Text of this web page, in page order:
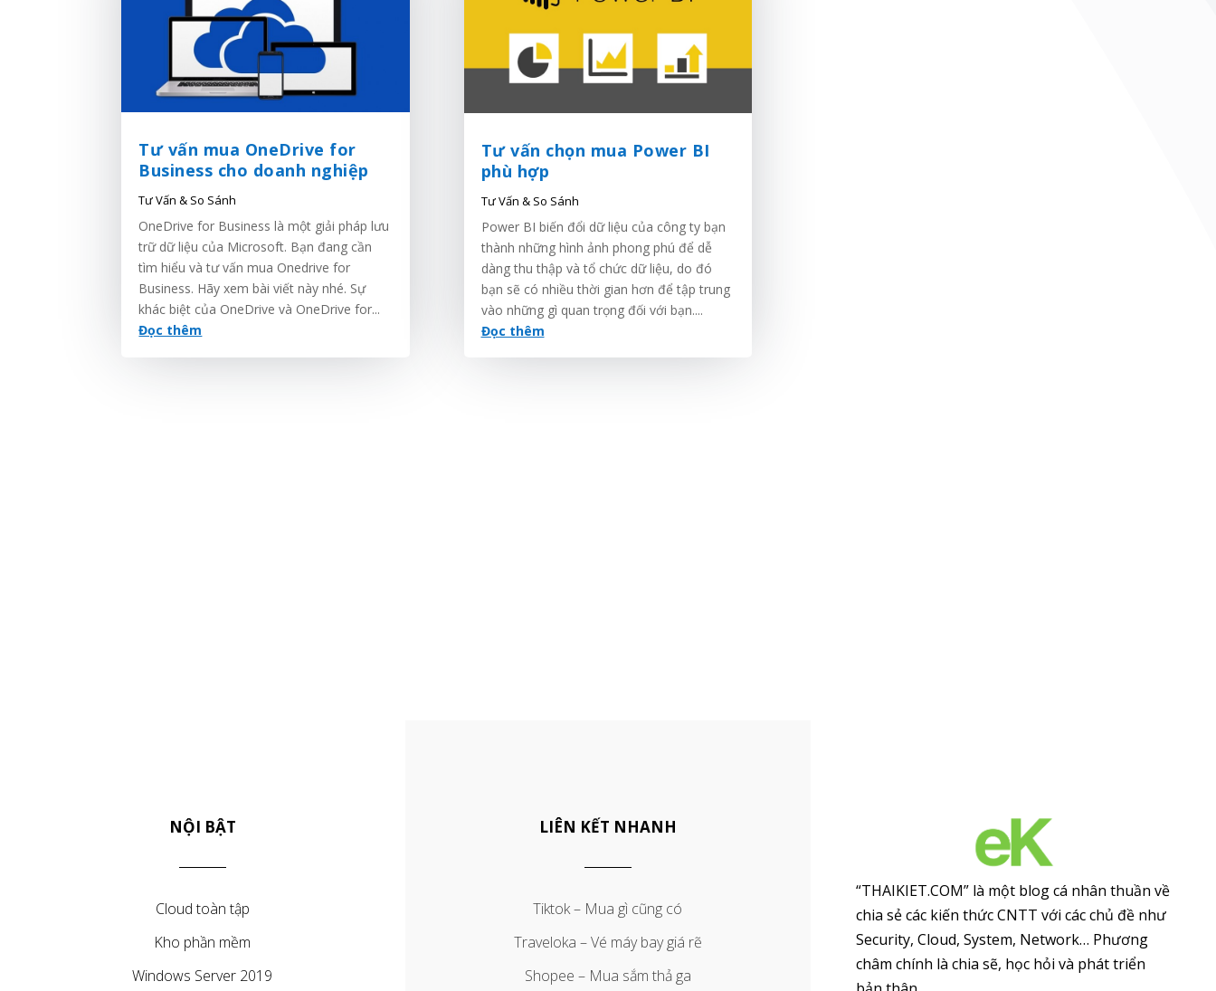
Tư vấn mua OneDrive for
Business cho doanh nghiệp
Tư Vấn & So Sánh
OneDrive for Business là một giải pháp lưu
trữ dữ liệu của Microsoft. Bạn đang cần
tìm hiểu và tư vấn mua Onedrive for
Business. Hãy xem bài viết này nhé. Sự
khác biệt của OneDrive và OneDrive for...
Đọc thêm
Tư vấn chọn mua Power BI
phù hợp
Tư Vấn & So Sánh
Power BI biến đổi dữ liệu của công ty bạn
thành những hình ảnh phong phú để dễ
dàng thu thập và tổ chức dữ liệu, do đó
bạn sẽ có nhiều thời gian hơn để tập trung
vào những gì quan trọng đối với bạn....
Đọc thêm
NỘI BẬT
Cloud toàn tập
Kho phần mềm
Windows Server 2019
LIÊN KẾT NHANH
Tiktok – Mua gì cũng có
Traveloka – Vé máy bay giá rẽ
Shopee – Mua sắm thả ga
“THAIKIET.COM” là một blog cá nhân thuần về
chia sẻ các kiến thức CNTT với các chủ đề như
Security, Cloud, System, Network… Phương
châm chính là chia sẽ, học hỏi và phát triển